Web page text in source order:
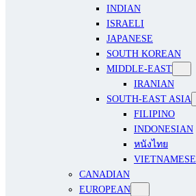
INDIAN
ISRAELI
JAPANESE
SOUTH KOREAN
MIDDLE-EAST
IRANIAN
SOUTH-EAST ASIA
FILIPINO
INDONESIAN
หนังไทย
VIETNAMESE
CANADIAN
EUROPEAN